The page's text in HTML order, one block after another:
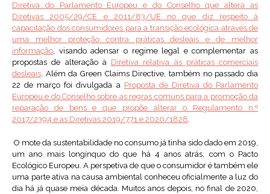
Diretiva do Parlamento Europeu e do Conselho que altera as
Diretivas 2005/29/CE e 2011/83/UE no que diz respeito à
capacitação dos consumidores para a transição ecológica através de
uma melhor proteção contra práticas desleais e de melhor
informação, visando adensar o regime legal e complementar as
propostas de alteração à Diretiva relativa às práticas comerciais
desleais. Além da Green Claims Directive, também no passado dia
22 de março foi divulgada a Proposta de Diretiva do Parlamento
Europeu e do Conselho sobre as regras comuns para a promoção da
reparação de bens e que propõe alterar o Regulamento n.º
2017/2394 e as Diretivas 2019/771 e 2020/1828.
O mote da sustentabilidade no consumo já tinha sido dado em 2019,
um ano mais longínquo do que há 4 anos atrás, com o Pacto
Ecológico Europeu. A perspetiva de que o consumidor é também ele
uma parte ativa na causa ambiental conheceu oficialmente a luz do
dia há já quase meia década. Muitos anos depois, no final de 2020,